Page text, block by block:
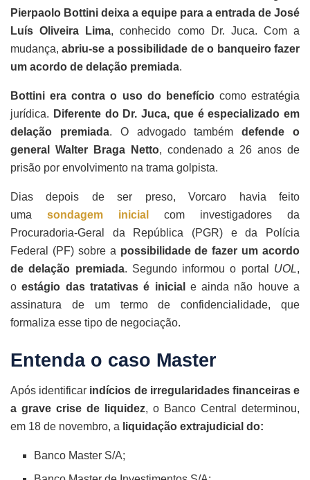
Pierpaolo Bottini deixa a equipe para a entrada de José
Luís Oliveira Lima, conhecido como Dr. Juca. Com a
mudança,abriu-se a possibilidade de o banqueiro fazer
um acordo de delação premiada.
Bottini era contra o uso do benefíciocomo estratégia
jurídica. Diferente do Dr. Juca, que é especializado em
delação premiada. O advogado tambémdefende o
general Walter Braga Netto, condenado a 26 anos de
prisão por envolvimento na trama golpista.
Dias depois de ser preso, Vorcaro havia feito
uma sondagem inicial
com investigadores da
Procuradoria-Geral da República (PGR) e da Polícia
Federal (PF) sobre a possibilidade de fazer um acordo
de delação premiada. Segundo informou o portal UOL,
oestágio das tratativas é inicial
e ainda não houve a
assinatura de um termo de confidencialidade, que
formaliza esse tipo de negociação.
Entenda o caso Master
Após identificar indícios de irregularidades financeiras e
a grave crise de liquidez, o Banco Central determinou,
em 18 de novembro, a liquidação extrajudicial do:
Banco Master S/A;